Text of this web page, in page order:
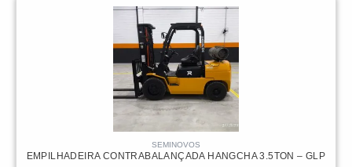
SEMINOVOS
EMPILHADEIRA CONTRABALANÇADA HANGCHA 3.5TON – GLP